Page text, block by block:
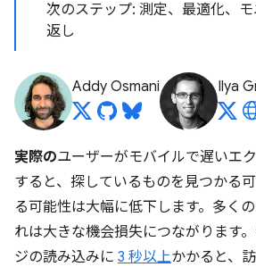
次のステップ: 測定、最適化、
返し
Addy Osmani Ilya
実際のユーザーがモバイルで遅いエ
すると、探しているものを見つかる
る可能性は大幅に低下します。多く
れは大きな機会損失につながります
ジの読み込みに 3 秒以上かかると、